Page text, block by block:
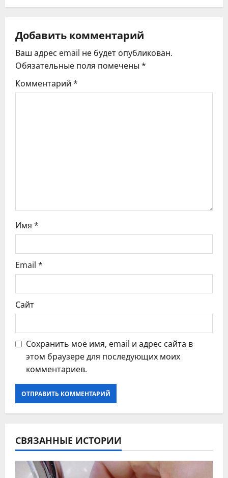
ц
и
я
и
с
я
м
Добавить комментарий
Ваш адрес email не будет опубликован.
Обязательные поля помечены *
Комментарий *
Имя *
Email *
Сайт
Сохранить моё имя, email и адрес сайта в
этом браузере для последующих моих
комментариев.
СВЯЗАННЫЕ ИСТОРИИ